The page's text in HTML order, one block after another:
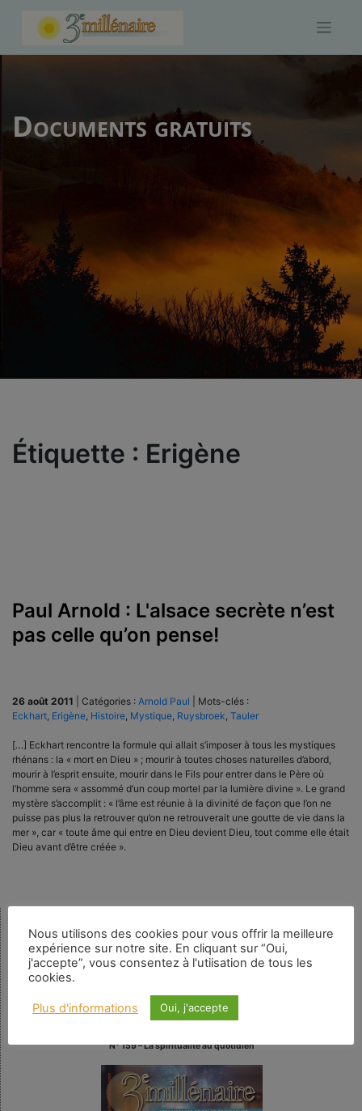
Documents gratuits
Étiquette : Erigène
Paul Arnold : L'alsace secrète n’est
pas celle qu’on pense!
26 août 2011 Catégories : Arnold Paul
Mots-clés :
Eckhart Erigène Histoire Mystique Ruysbroek Tauler
[…] Eckhart rencontre la formule qui allait s’imposer à tous les mystiques
rhénans : la « mort en Dieu » ; mourir à toutes choses naturelles d’abord,
mourir à l’esprit ensuite, mourir dans le Fils pour entrer dans le Père où
l’homme sera « assommé d’un coup mortel par la lumière divine ». Le grand
mystère s’accomplit : « l’âme est réunie à la divinité de façon que l’on ne
puisse pas plus la retrouver qu’on ne retrouverait une goutte de vie dans la
mer », car « toute âme qui entre en Dieu devient Dieu, tout comme elle était
Dieu avant d’être créée ».
Rechercher
Numéro en cours
N° 159 – La spiritualité au quotidien
Nous utilisons des cookies pour vous offrir la meilleure
expérience sur notre site. En cliquant sur “Oui,
j'accepte”, vous consentez à l'utiisation de tous les
cookies.
Plus d'informations Oui, j'accepte